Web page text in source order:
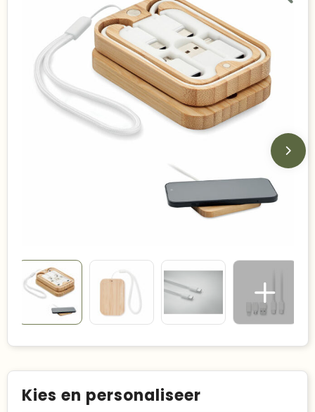
Duurzame keuzes
Made in Europe
Recycled
Bestsellers
Kies en personaliseer